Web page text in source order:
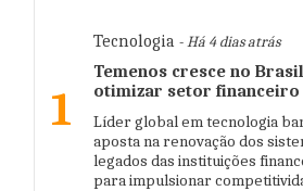
1
Tecnologia - Há 4 dias atrás
Temenos cresce no
otimizar setor financeiro
Líder global em tecnologia
aposta na renovação dos
legados das instituições
para impulsionar